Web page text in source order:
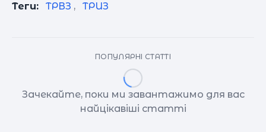
Теги: ТРВЗ , ТРИЗ
ПОПУЛЯРНІ СТАТТІ
Зачекайте, поки ми завантажимо для вас
найцікавіші статті